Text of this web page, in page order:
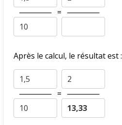
────── = ──────
Après le calcul, le résultat est :
────── = ──────